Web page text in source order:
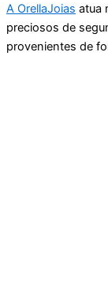
A OrellaJoias atua
preciosos de
provenientes de